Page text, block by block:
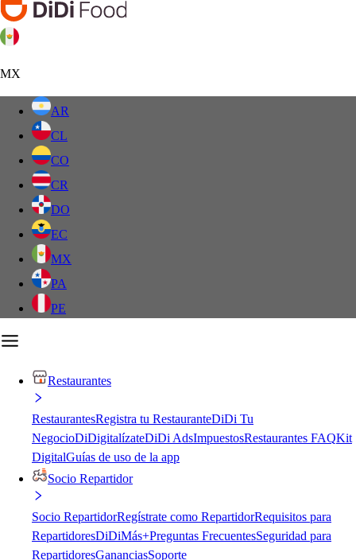
MX
AR
CL
CO
CR
DO
EC
MX
PA
PE
Restaurantes
RestaurantesRegistra tu RestauranteDiDi Tu
NegocioDiDigitalízateDiDi AdsImpuestosRestaurantes FAQKit
DigitalGuías de uso de la app
Socio Repartidor
Socio RepartidorRegístrate como RepartidorRequisitos para
RepartidoresDiDiMás+Preguntas FrecuentesSeguridad para
RepartidoresGananciasSoporte